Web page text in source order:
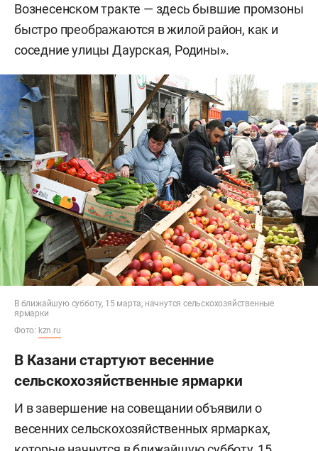
Вознесенском тракте — здесь бывшие промзоны
быстро преображаются в жилой район, как и
соседние улицы Даурская, Родины».
В ближайшую субботу, 15 марта, начнутся сельскохозяйственные
ярмарки
Фото: kzn.ru
В Казани стартуют весенние
сельскохозяйственные ярмарки
И в завершение на совещании объявили о
весенних сельскохозяйственных ярмарках,